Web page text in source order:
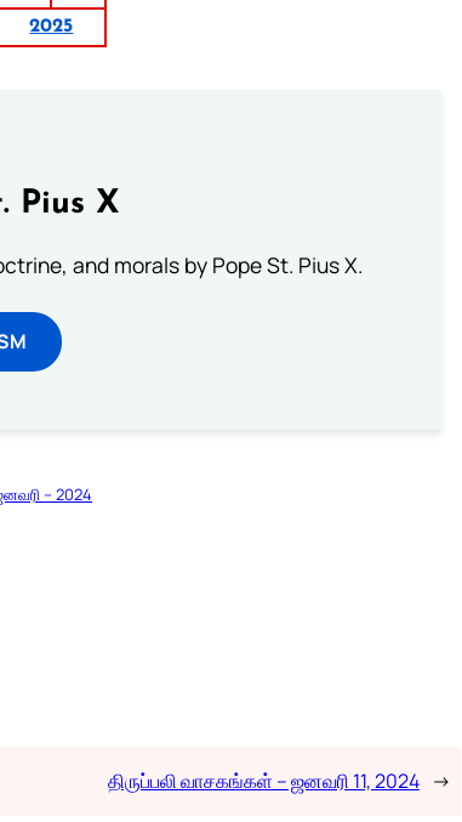
2025
Pius X
and morals by Pope St. Pius X.
– 2024
திருப்பலி வாசகங்கள் – ஜனவரி 11, 2024 →